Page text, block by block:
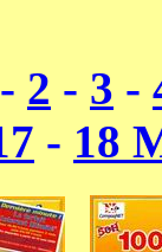
- 2 - 3 -
- 18